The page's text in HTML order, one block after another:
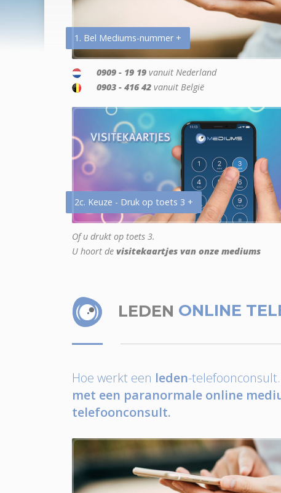
1. Bel Mediums-nummer +
0909 - 19 19 vanuit Nederland
0903 - 416 42 vanuit België
2c. Keuze - Druk op toets 3 +
Of u drukt op toets 3.
U hoort de visitekaartjes van onze mediums
LEDEN ONLINE
Hoe werkt een leden-telefoonconsult.
met een paranormale online
telefoonconsult.